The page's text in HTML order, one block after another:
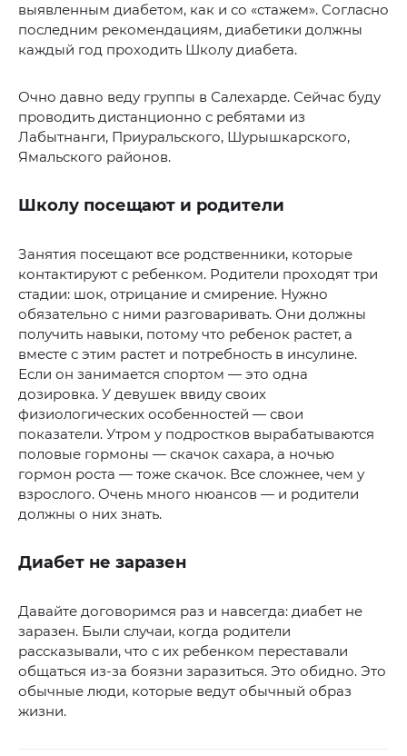
выявленным диабетом, как и со «стажем». Согласно
последним рекомендациям, диабетики должны
каждый год проходить Школу диабета.
Очно давно веду группы в Салехарде. Сейчас буду
проводить дистанционно с ребятами из
Лабытнанги, Приуральского, Шурышкарского,
Ямальского районов.
Школу посещают и родители
Занятия посещают все родственники, которые
контактируют с ребенком. Родители проходят три
стадии: шок, отрицание и смирение. Нужно
обязательно с ними разговаривать. Они должны
получить навыки, потому что ребенок растет, а
вместе с этим растет и потребность в инсулине.
Если он занимается спортом — это одна
дозировка. У девушек ввиду своих
физиологических особенностей — свои
показатели. Утром у подростков вырабатываются
половые гормоны — скачок сахара, а ночью
гормон роста — тоже скачок. Все сложнее, чем у
взрослого. Очень много нюансов — и родители
должны о них знать.
Диабет не заразен
Давайте договоримся раз и навсегда: диабет не
заразен. Были случаи, когда родители
рассказывали, что с их ребенком переставали
общаться из-за боязни заразиться. Это обидно. Это
обычные люди, которые ведут обычный образ
жизни.